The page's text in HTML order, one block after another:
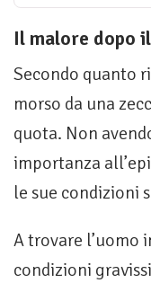
Il malore dopo
Secondo quanto
morso da una
quota. Non
importanza
le sue condizioni
A trovare l’uomo
condizioni